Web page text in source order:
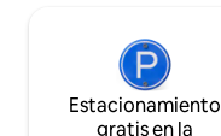
Estacionamiento
gratis en la